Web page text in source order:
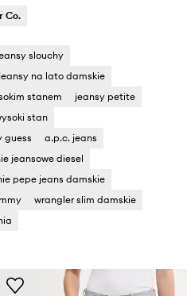
Co.
slouchy
na lato damskie
stanem
jeansy petite
stan
guess
a.p.c. jeans
jeansowe diesel
pepe jeans damskie
wrangler slim damskie